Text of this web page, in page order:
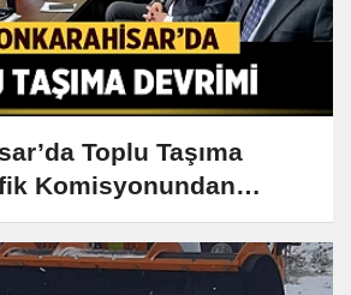
Toplu Taşıma
Komisyonundan